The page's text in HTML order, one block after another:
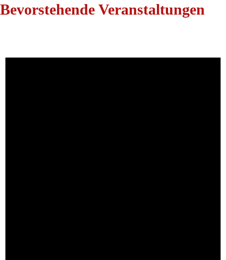
Bevorstehende Veranstaltungen